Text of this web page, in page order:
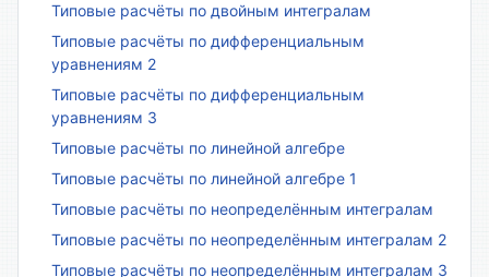
Типовые расчёты по двойным интегралам
Типовые расчёты по дифференциальным
уравнениям 2
Типовые расчёты по дифференциальным
уравнениям 3
Типовые расчёты по линейной алгебре
Типовые расчёты по линейной алгебре 1
Типовые расчёты по неопределённым интегралам
Типовые расчёты по неопределённым интегралам 2
Типовые расчёты по неопределённым интегралам 3